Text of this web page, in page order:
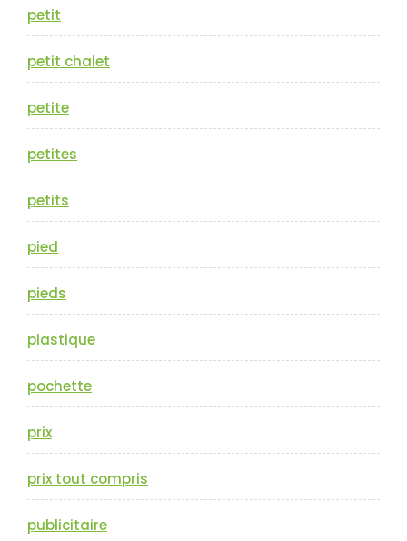
petit
petit chalet
petite
petites
petits
pied
pieds
plastique
pochette
prix
prix tout compris
publicitaire